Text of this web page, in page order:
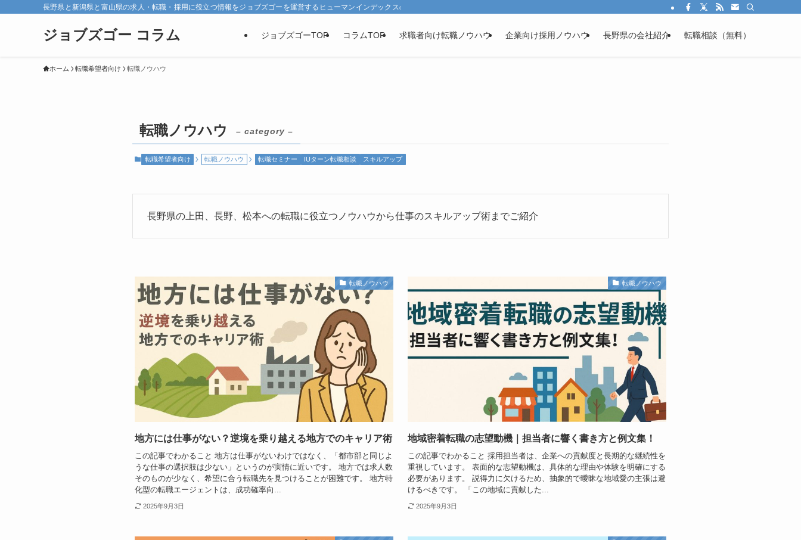
長野県と新潟県と富山県の求人・転職・採用に役立つ情報をジョブズゴーを運営するヒューマンインデックスの求人・転職コラムです。
ジョブズゴー コラム ジョブズゴーTOP コラムTOP 求職者向け転職ノウハウ 企業向け採用ノウハウ 長野県の会社紹介 転職相談（無料）
ホーム 転職希望者向け 転職ノウハウ
転職ノウハウ – category –
転職希望者向け 転職ノウハウ 転職セミナー IUターン転職相談 スキルアップ
長野県の上田、長野、松本への転職に役立つノウハウから仕事のスキルアップ術までご紹介
転職ノウハウ
地方には仕事がない？逆境を乗り越える地方でのキャリア術
この記事でわかること 地方は仕事がないわけではなく、「都市部と同じよ
うな仕事の選択肢は少ない」というのが実情に近いです。 地方では求人数
そのものが少なく、希望に合う転職先を見つけることが困難です。 地方特
化型の転職エージェントは、成功確率向...
2025年9月3日
転職ノウハウ
地域密着転職の志望動機｜担当者に響く書き方と例文集！
この記事でわかること 採用担当者は、企業への貢献度と長期的な継続性を
重視しています。 表面的な志望動機は、具体的な理由や体験を明確にする
必要があります。 説得力に欠けるため、抽象的で曖昧な地域愛の主張は避
けるべきです。 「この地域に貢献した...
2025年9月3日